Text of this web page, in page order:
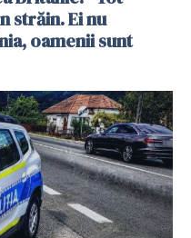
străin. Ei nu
oamenii sunt